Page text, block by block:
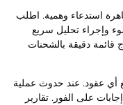
استدعاء وهمية. اطلب
تحليل سريع
دقيقة بالشحنات
عقود. عند حدوث عملية
على الفور. تقارير